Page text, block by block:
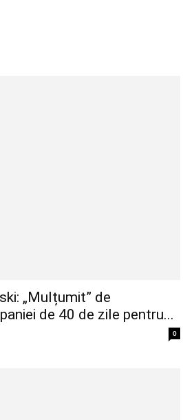
„Mulțumit” de
de 40 de zile pentru...
0